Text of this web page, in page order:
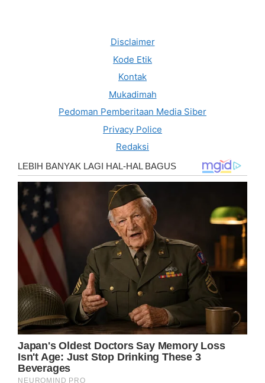
Disclaimer
Kode Etik
Kontak
Mukadimah
Pedoman Pemberitaan Media Siber
Privacy Police
Redaksi